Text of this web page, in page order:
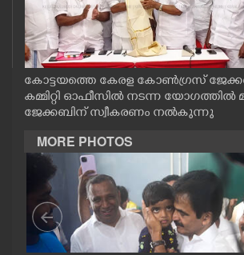
NEWS 360
CASE DIARY
OPINION
PHOTOS
കോട്ടയത്തെ കേരള കോൺഗ്രസ്
കമ്മിറ്റി ഓഫീസിൽ നടന്ന യോഗത്തിൽ
ജേക്കബിന് സ്വീകരണം നൽകുന്നു
MORE PHOTOS